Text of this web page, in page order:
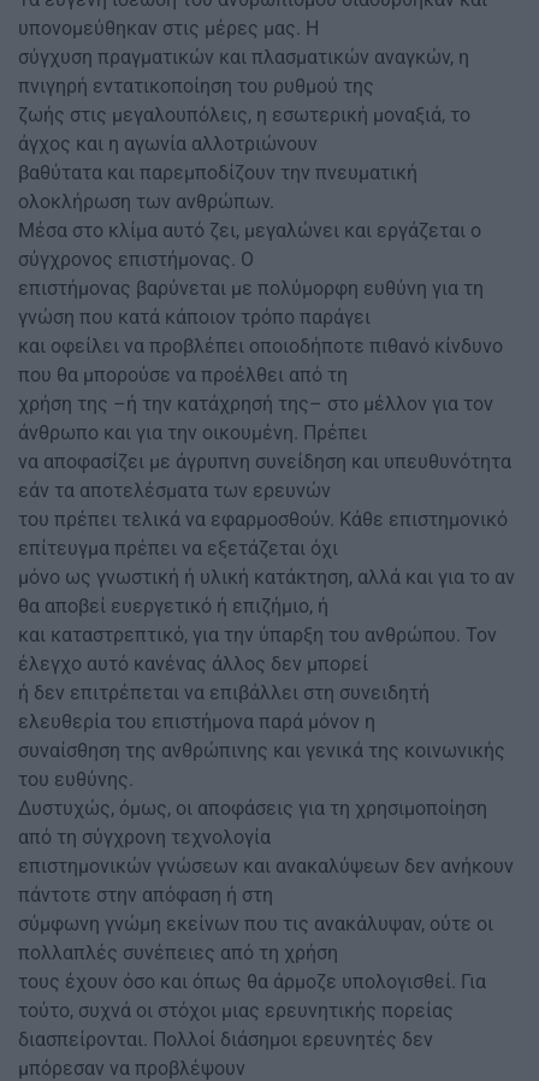
υπονομεύθηκαν στις μέρες μας. Η
σύγχυση πραγματικών και πλασματικών αναγκών, η
πνιγηρή εντατικοποίηση του ρυθμού της
ζωής στις μεγαλουπόλεις, η εσωτερική μοναξιά, το
άγχος και η αγωνία αλλοτριώνουν
βαθύτατα και παρεμποδίζουν την πνευματική
ολοκλήρωση των ανθρώπων.
Μέσα στο κλίμα αυτό ζει, μεγαλώνει και εργάζεται ο
σύγχρονος επιστήμονας. Ο
επιστήμονας βαρύνεται με πολύμορφη ευθύνη για τη
γνώση που κατά κάποιον τρόπο παράγει
και οφείλει να προβλέπει οποιοδήποτε πιθανό κίνδυνο
που θα μπορούσε να προέλθει από τη
χρήση της –ή την κατάχρησή της– στο μέλλον για τον
άνθρωπο και για την οικουμένη. Πρέπει
να αποφασίζει με άγρυπνη συνείδηση και υπευθυνότητα
εάν τα αποτελέσματα των ερευνών
του πρέπει τελικά να εφαρμοσθούν. Κάθε επιστημονικό
επίτευγμα πρέπει να εξετάζεται όχι
μόνο ως γνωστική ή υλική κατάκτηση, αλλά και για το αν
θα αποβεί ευεργετικό ή επιζήμιο, ή
και καταστρεπτικό, για την ύπαρξη του ανθρώπου. Τον
έλεγχο αυτό κανένας άλλος δεν μπορεί
ή δεν επιτρέπεται να επιβάλλει στη συνειδητή
ελευθερία του επιστήμονα παρά μόνον η
συναίσθηση της ανθρώπινης και γενικά της κοινωνικής
του ευθύνης.
Δυστυχώς, όμως, οι αποφάσεις για τη χρησιμοποίηση
από τη σύγχρονη τεχνολογία
επιστημονικών γνώσεων και ανακαλύψεων δεν ανήκουν
πάντοτε στην απόφαση ή στη
σύμφωνη γνώμη εκείνων που τις ανακάλυψαν, ούτε οι
πολλαπλές συνέπειες από τη χρήση
τους έχουν όσο και όπως θα άρμοζε υπολογισθεί. Για
τούτο, συχνά οι στόχοι μιας ερευνητικής πορείας
διασπείρονται. Πολλοί διάσημοι ερευνητές δεν
μπόρεσαν να προβλέψουν